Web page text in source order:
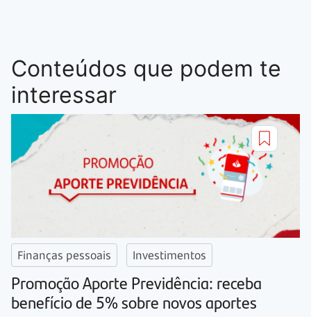
Conteúdos que podem te
interessar
Finanças pessoais Investimentos
Promoção Aporte Previdência: receba
benefício de 5% sobre novos aportes